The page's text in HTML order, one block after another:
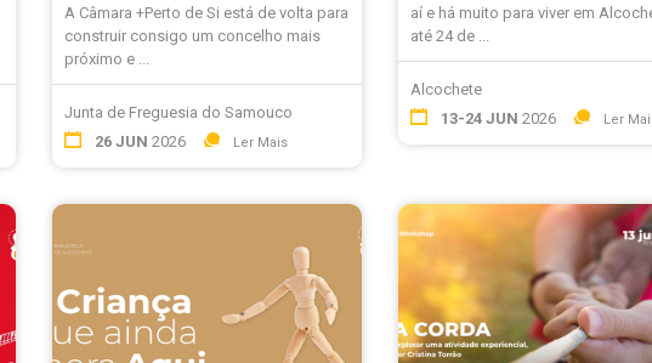
A Câmara +Perto de Si está de volta para
construir consigo um concelho mais
próximo e ...
Junta de Freguesia do Samouco
26 JUN 2026 Ler Mais
aí e há muito para viver em
até 24 de ...
Alcochete
13-24 JUN 2026 Ler